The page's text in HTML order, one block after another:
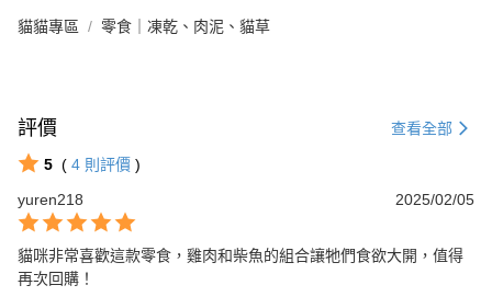
貓貓專區 零食｜凍乾、肉泥、貓草
評價 查看全部
5 ( 4 則評價 )
yuren218
2025/02/05
貓咪非常喜歡這款零食，雞肉和柴魚的組合讓牠們食欲大開，值得
再次回購！